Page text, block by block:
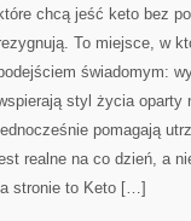
które chcą jeść keto bez
To miejsce, w
świadomym:
styl życia oparty
pomagają
realne na co dzień, a
stronie to Keto […]